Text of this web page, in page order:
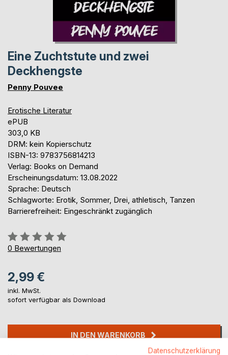
Eine Zuchtstute und zwei
Deckhengste
Penny Pouvee
Erotische Literatur
ePUB
303,0 KB
DRM: kein Kopierschutz
ISBN-13: 9783756814213
Verlag: Books on Demand
Erscheinungsdatum: 13.08.2022
Sprache: Deutsch
Schlagworte: Erotik, Sommer, Drei, athletisch, Tanzen
Barrierefreiheit: Eingeschränkt zugänglich
Bewertung::
0%
0 Bewertungen
2,99 €
inkl. MwSt.
sofort verfügbar als Download
IN DEN WARENKORB
Datenschutzerklärung